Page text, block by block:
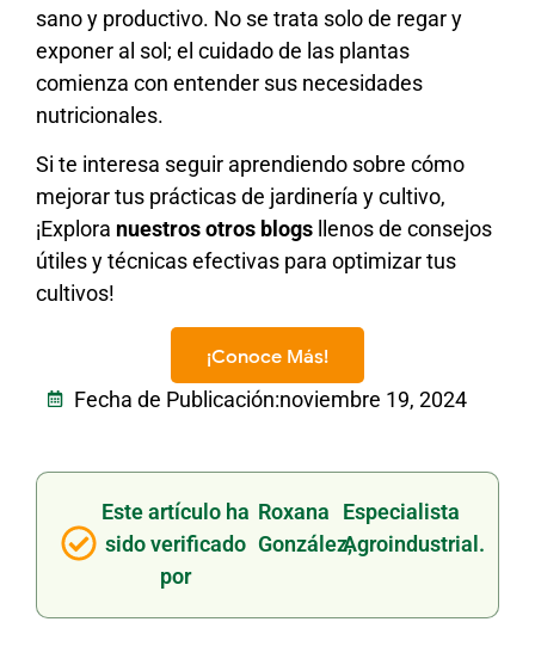
sano y productivo. No se trata solo de regar y
exponer al sol; el cuidado de las plantas
comienza con entender sus necesidades
nutricionales.
Si te interesa seguir aprendiendo sobre cómo
mejorar tus prácticas de jardinería y cultivo,
¡Explora nuestros otros blogs llenos de consejos
útiles y técnicas efectivas para optimizar tus
cultivos!
¡Conoce Más!
Fecha de Publicación:noviembre 19, 2024
Este artículo ha
sido verificado
por
Roxana
González,
Especialista
Agroindustrial.